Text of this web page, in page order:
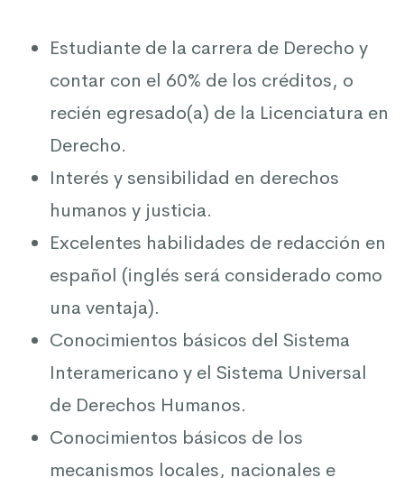
Estudiante de la carrera de Derecho y
contar con el 60% de los créditos, o
recién egresado(a) de la Licenciatura en
Derecho.
Interés y sensibilidad en derechos
humanos y justicia.
Excelentes habilidades de redacción en
español (inglés será considerado como
una ventaja).
Conocimientos básicos del Sistema
Interamericano y el Sistema Universal
de Derechos Humanos.
Conocimientos básicos de los
mecanismos locales, nacionales e